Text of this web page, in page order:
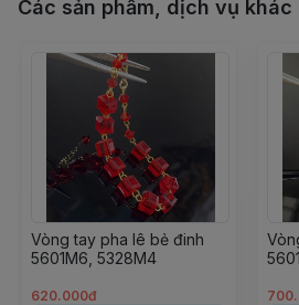
Các sản phẩm, dịch vụ khác
Vòng tay pha lê bẻ đinh
5601M6, 5328M4
620.000đ